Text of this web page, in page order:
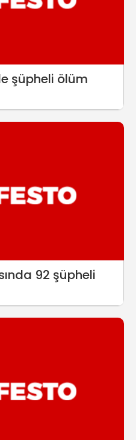
şüpheli ölüm
92 şüpheli